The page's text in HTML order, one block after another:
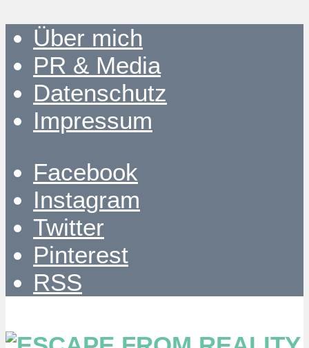
Über mich
PR & Media
Datenschutz
Impressum
Facebook
Instagram
Twitter
Pinterest
RSS